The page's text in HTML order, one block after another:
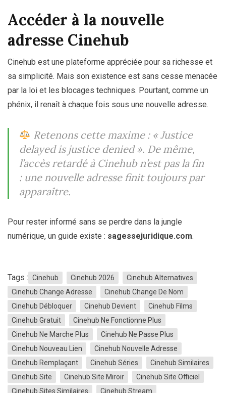
Accéder à la nouvelle
adresse Cinehub
Cinehub est une plateforme appréciée pour sa richesse et
sa simplicité. Mais son existence est sans cesse menacée
par la loi et les blocages techniques. Pourtant, comme un
phénix, il renaît à chaque fois sous une nouvelle adresse.
Retenons cette maxime : « Justice
delayed is justice denied ». De même,
l’accès retardé à Cinehub n’est pas la fin
: une nouvelle adresse finit toujours par
apparaître.
Pour rester informé sans se perdre dans la jungle
numérique, un guide existe : sagessejuridique.com.
Tags : Cinehub Cinehub 2026
Cinehub Alternatives
Cinehub Change Adresse
Cinehub Change De Nom
Cinehub Débloquer
Cinehub Devient
Cinehub Films
Cinehub Gratuit
Cinehub Ne Fonctionne Plus
Cinehub Ne Marche Plus
Cinehub Ne Passe Plus
Cinehub Nouveau Lien
Cinehub Nouvelle Adresse
Cinehub Remplaçant
Cinehub Séries
Cinehub Similaires
Cinehub Site
Cinehub Site Miroir
Cinehub Site Officiel
Cinehub Sites Similaires
Cinehub Stream